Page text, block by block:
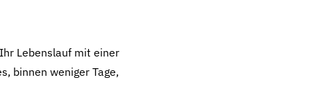
Lebenslauf mit einer
binnen weniger Tage,